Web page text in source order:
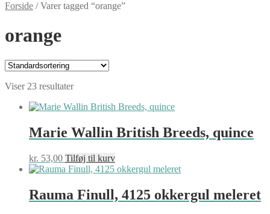
Forside /Varer tagged “orange”
orange
Viser 23 resultater
Marie Wallin British Breeds, quince
kr. 53,00 Tilføj til kurv
Rauma Finull, 4125 okkergul meleret